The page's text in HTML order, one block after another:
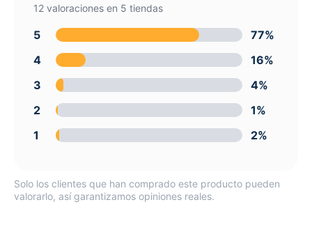
12 valoraciones en 5 tiendas
5
77%
4
16%
3
4%
2
1%
1
2%
Solo los clientes que han comprado este producto pueden
valorarlo, así garantizamos opiniones reales.